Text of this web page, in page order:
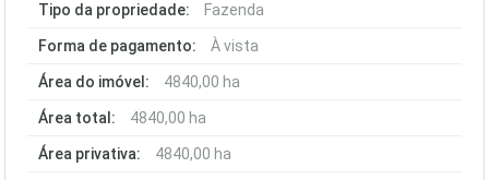
Tipo da propriedade: Fazenda
Forma de pagamento: À vista
Área do imóvel: 4840,00 ha
Área total: 4840,00 ha
Área privativa: 4840,00 ha